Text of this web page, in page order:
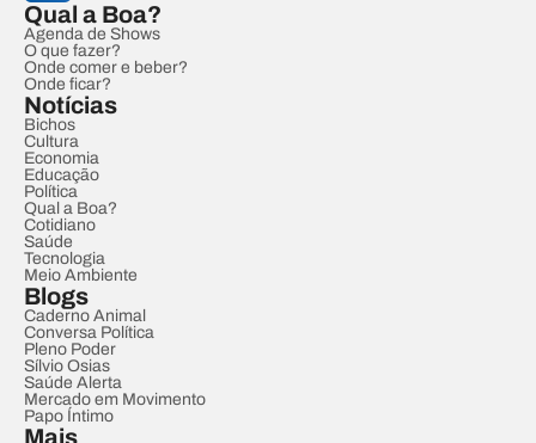
Qual a Boa?
Agenda de Shows
O que fazer?
Onde comer e beber?
Onde ficar?
Notícias
Bichos
Cultura
Economia
Educação
Política
Qual a Boa?
Cotidiano
Saúde
Tecnologia
Meio Ambiente
Blogs
Caderno Animal
Conversa Política
Pleno Poder
Sílvio Osias
Saúde Alerta
Mercado em Movimento
Papo Íntimo
Mais